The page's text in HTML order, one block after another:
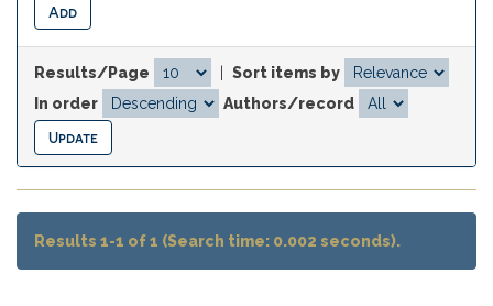
Results/Page
Sort items by
In order
Authors/record
Results 1-1 of 1 (Search time: 0.002 seconds).